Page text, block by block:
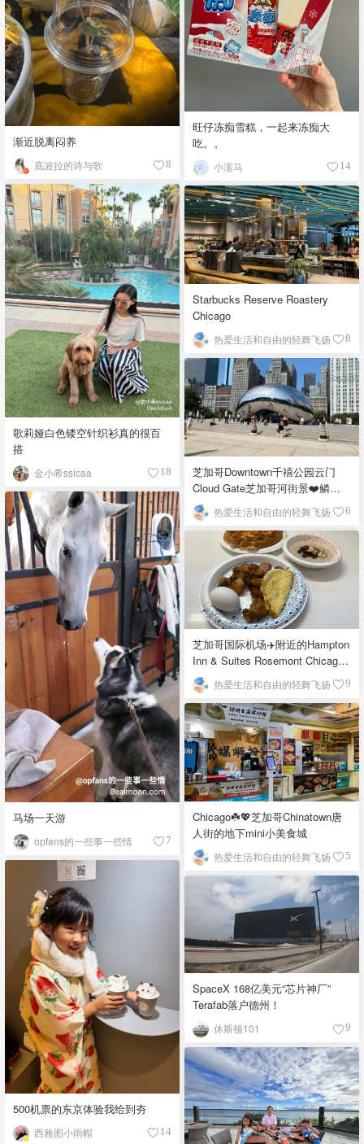
旺仔冻痴雪糕，一起来冻痴大
吃。。
小濡马 14
渐近脱离闷养
底波拉的诗与歌 8
歌莉娅白色镂空针织衫真的很百
搭
金小希ssicaa 18
Starbucks Reserve Roastery
Chicago
热爱生活和自由的轻舞飞扬 8
芝加哥Downtown千禧公园云门
Cloud Gate芝加哥河街景❤️鳞次
栉比的高楼
热爱生活和自由的轻舞飞扬 6
马场一天游
opfans的一些事一些情 7
芝加哥国际机场✈️附近的Hampton
Inn & Suites Rosemont Chicago
O'Hare自助早餐
热爱生活和自由的轻舞飞扬 9
Chicago☘️💖芝加哥Chinatown唐
人街的地下mini小美食城
热爱生活和自由的轻舞飞扬 5
500机票的东京体验我给到夯
西雅图小雨帽 14
SpaceX 168亿美元“芯片神厂”
Terafab落户德州！
休斯顿101 9